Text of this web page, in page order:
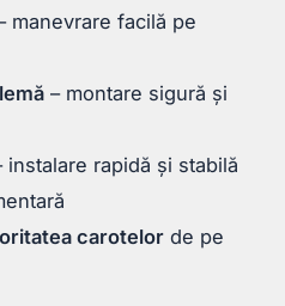
manevrare facilă pe
– montare sigură și
instalare rapidă și stabilă
carotelor de pe